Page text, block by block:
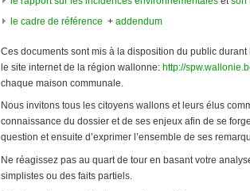
le cadre de référence + addendum
Ces documents sont mis à la disposition du public
le site internet de la région wallonne: http://
chaque maison communale.
Nous invitons tous les citoyens wallons et leurs élus
connaissance du dossier et de ses enjeux afin de se
question et ensuite d’exprimer l’ensemble de ses
Ne réagissez pas au quart de tour en basant votre
simplistes ou des faits partiels.